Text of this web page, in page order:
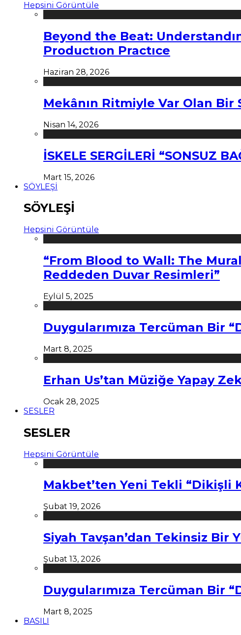
Hepsini Görüntüle
Beyond the Beat:
Productıon Practıce
Haziran 28, 2026
Mekânın Ritmiyle Var Olan Bir
Nisan 14, 2026
İSKELE SERGİLERİ “SONSUZ
Mart 15, 2026
SÖYLEŞİ
SÖYLEŞİ
Hepsini Görüntüle
“From Blood to Wall: The
Reddeden Duvar Resimleri”
Eylül 5, 2025
Duygularımıza Tercüman Bir
Mart 8, 2025
Erhan Us’tan Müziğe Yapay
Ocak 28, 2025
SESLER
SESLER
Hepsini Görüntüle
Makbet’ten Yeni Tekli “Dikişli
Şubat 19, 2026
Siyah Tavşan’dan Tekinsiz Bir
Şubat 13, 2026
Duygularımıza Tercüman Bir
Mart 8, 2025
BASILI